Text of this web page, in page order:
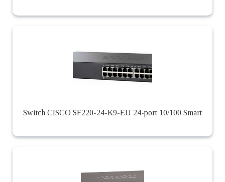
Switch CISCO SF220-24-K9-EU 24-port 10/100 Smart